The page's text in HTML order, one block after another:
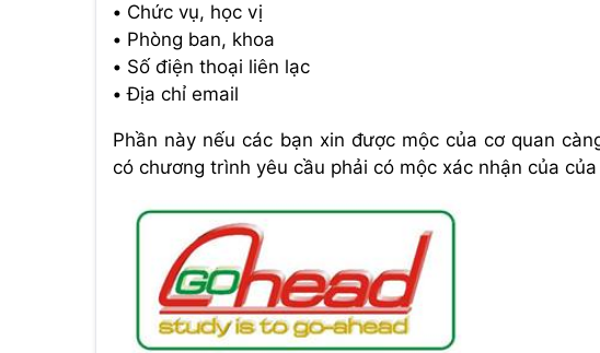
• Chức vụ, học vị
• Phòng ban, khoa
• Số điện thoại liên lạc
• Địa chỉ email
Phần này nếu các bạn xin được mộc của cơ quan
có chương trình yêu cầu phải có mộc xác nhận của